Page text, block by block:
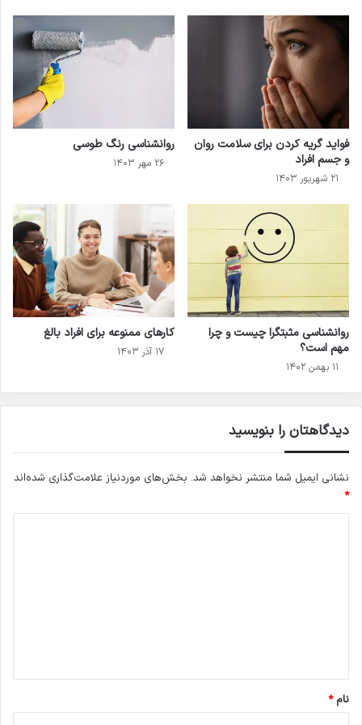
فواید گریه کردن برای سلامت روان
و جسم افراد
۲۱ شهریور ۱۴۰۳
روانشناسی رنگ طوسی
۲۶ مهر ۱۴۰۳
روانشناسی مثبتگرا چیست و چرا
مهم است؟
۱۱ بهمن ۱۴۰۲
کارهای ممنوعه برای افراد بالغ
۱۷ آذر ۱۴۰۳
دیدگاهتان را بنویسید
نشانی ایمیل شما منتشر نخواهد شد. بخش‌های موردنیاز علامت‌گذاری شده‌اند
*
نام*